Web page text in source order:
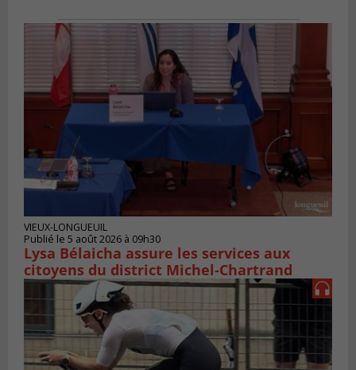
VIEUX-LONGUEUIL
Publié le 5 août 2026 à 09h30
Lysa Bélaicha assure les services aux
citoyens du district Michel‑Chartrand